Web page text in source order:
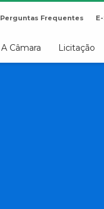
Perguntas Frequentes
A Câmara Licitação